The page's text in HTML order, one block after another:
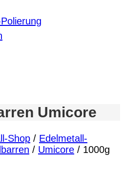
Umicore
Shop / Edelmetall-
/ Umicore / 1000g